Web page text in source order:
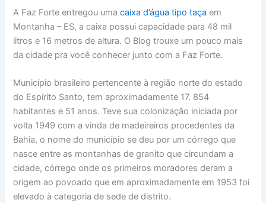
A Faz Forte entregou umacaixa d’água tipo taça em
Montanha – ES, a caixa possui capacidade para 48 mil
litros e 16 metros de altura. O Blog trouxe um pouco mais
da cidade pra você conhecer junto com a Faz Forte.
Município brasileiro pertencente à região norte do estado
do Espírito Santo, tem aproximadamente 17. 854
habitantes e 51 anos. Teve sua colonização iniciada por
volta 1949 com a vinda de madeireiros procedentes da
Bahia, o nome do município se deu por um córrego que
nasce entre as montanhas de granito que circundam a
cidade, córrego onde os primeiros moradores deram a
origem ao povoado que em aproximadamente em 1953 foi
elevado à categoria de sede de distrito.